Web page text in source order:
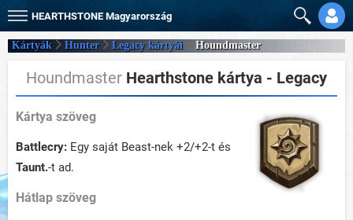
HEARTHSTONE Magyarország
Kártyák Hunter Legacy kártyái Houndmaster
Houndmaster Hearthstone kártya - Legacy
Kártya szöveg
Battlecry: Egy saját Beast-nek +2/+2-t és
Taunt.-t ad.
Hátlap szöveg